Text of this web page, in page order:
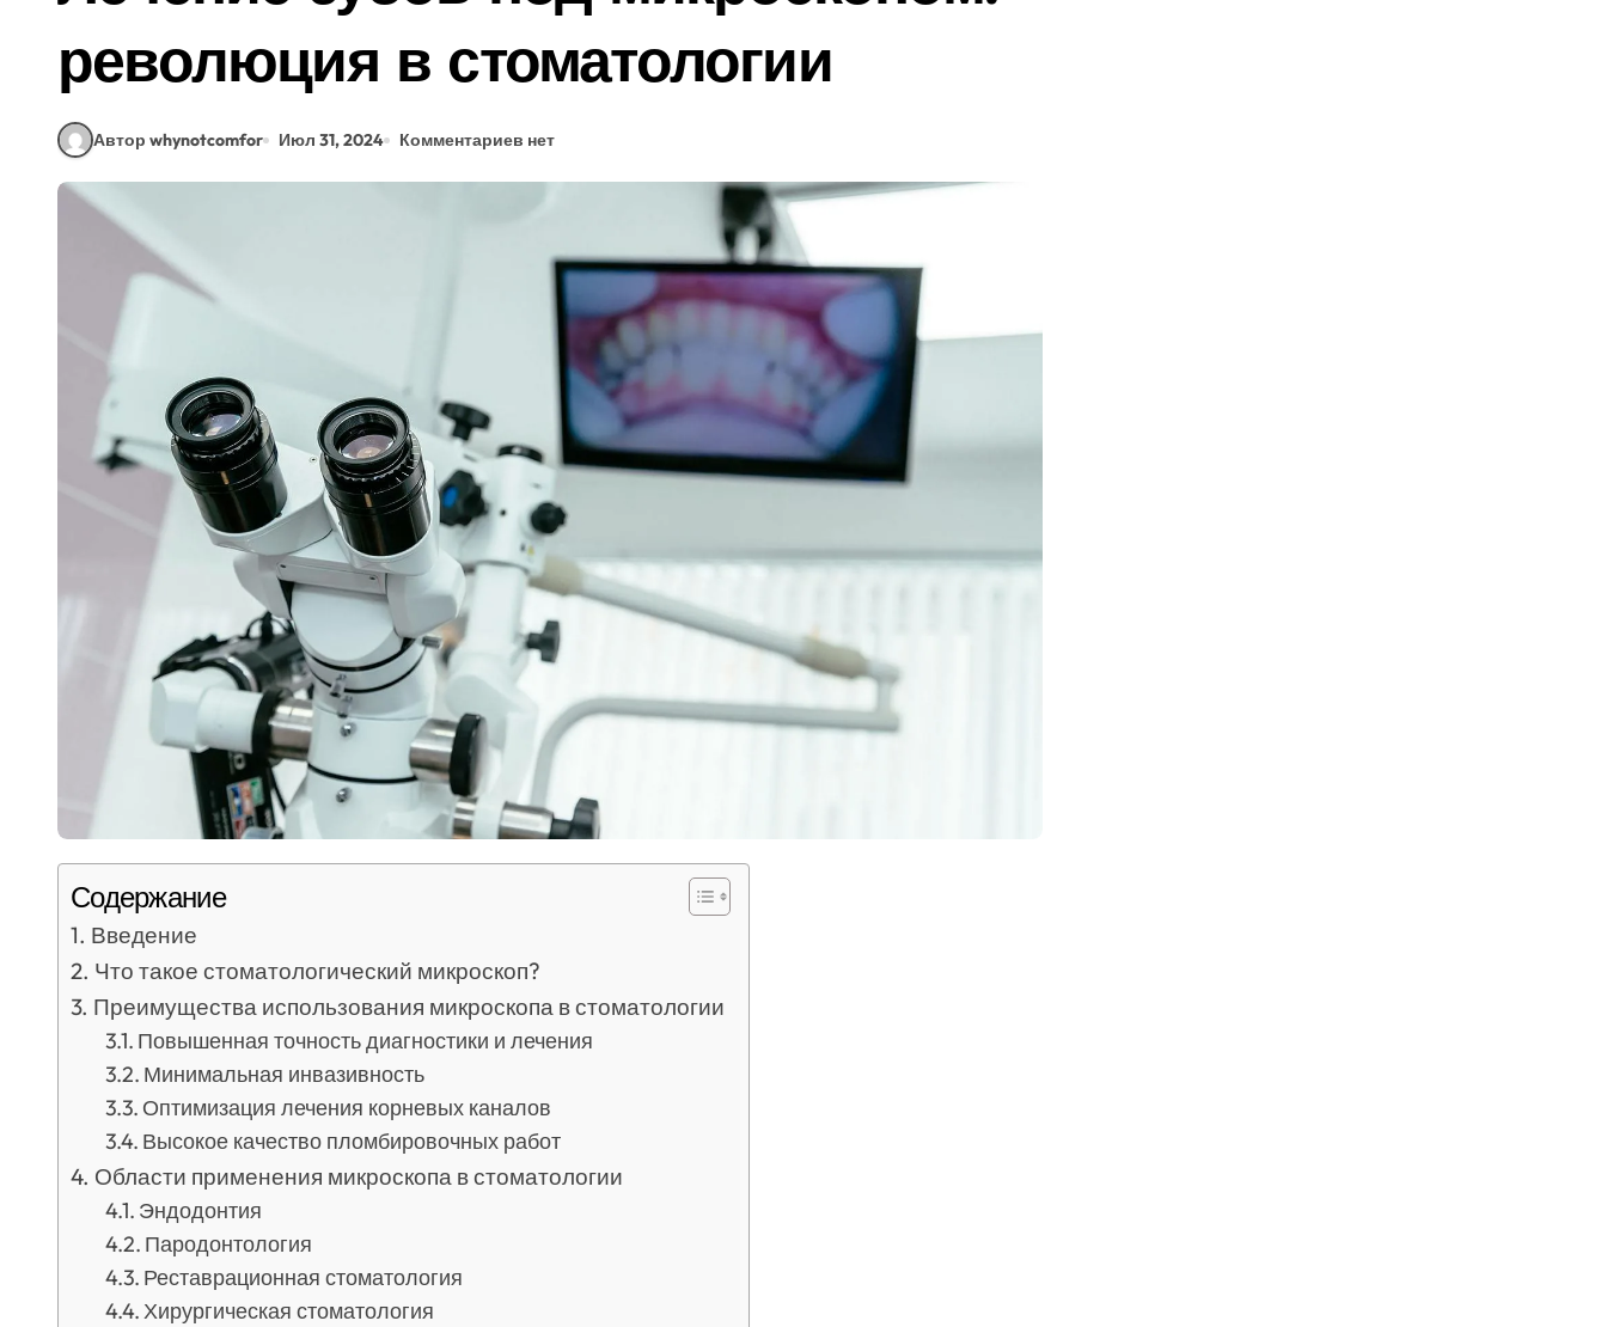
революция в стоматологии
Автор whynotcomfor Июл 31, 2024 Комментариев нет
Содержание
Введение
Что такое стоматологический микроскоп?
Преимущества использования микроскопа в стоматологии
Повышенная точность диагностики и лечения
Минимальная инвазивность
Оптимизация лечения корневых каналов
Высокое качество пломбировочных работ
Области применения микроскопа в стоматологии
Эндодонтия
Пародонтология
Реставрационная стоматология
Хирургическая стоматология